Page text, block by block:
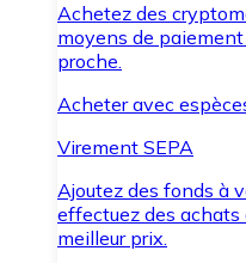
Achetez des
moyens de
proche.
Acheter avec
Virement SEPA
Ajoutez des fonds à
effectuez des achats
meilleur prix.